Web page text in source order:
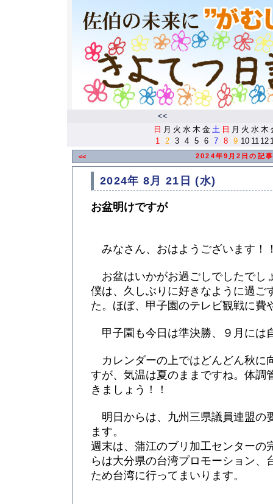
<<
日 月 火 水 木 金 土 日 月 火 水 木
1
2 3 4 5 6 7 8 9 10 11 12
<< 2024年9月2日の記事
2024年 8月 21日 (水)
お盆明けですが
みなさん、おはようございます！
お盆はいかがお過ごしでしたでし
僕は、久しぶりに好きなように過ご
た。ほぼ、甲子園のテレビ観戦に費
甲子園も今日は準決勝、９月には
カレンダーの上ではどんどん秋に
すが、気温は夏のままですね。体調
きましょう！！
明日からは、九州三県議員連盟の
ます。
週末は、蒲江のブリ加工センターの
らは大分県の台湾プロモーション、
ため台湾に行ってまいります。